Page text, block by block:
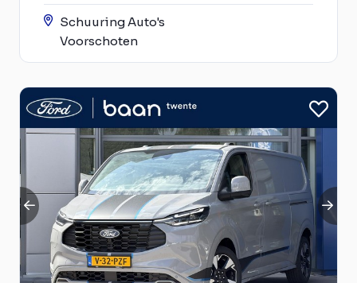
Schuuring Auto's
Voorschoten